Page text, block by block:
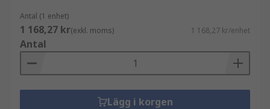
Antal (1 enhet)
1 168,27 kr(exkl. moms) 1 168,27 kr/enhet
Antal
Lägg i korgen